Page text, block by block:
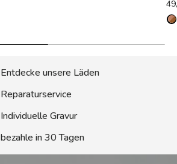
Entdecke unsere Läden
Reparaturservice
Individuelle Gravur
bezahle in 30 Tagen